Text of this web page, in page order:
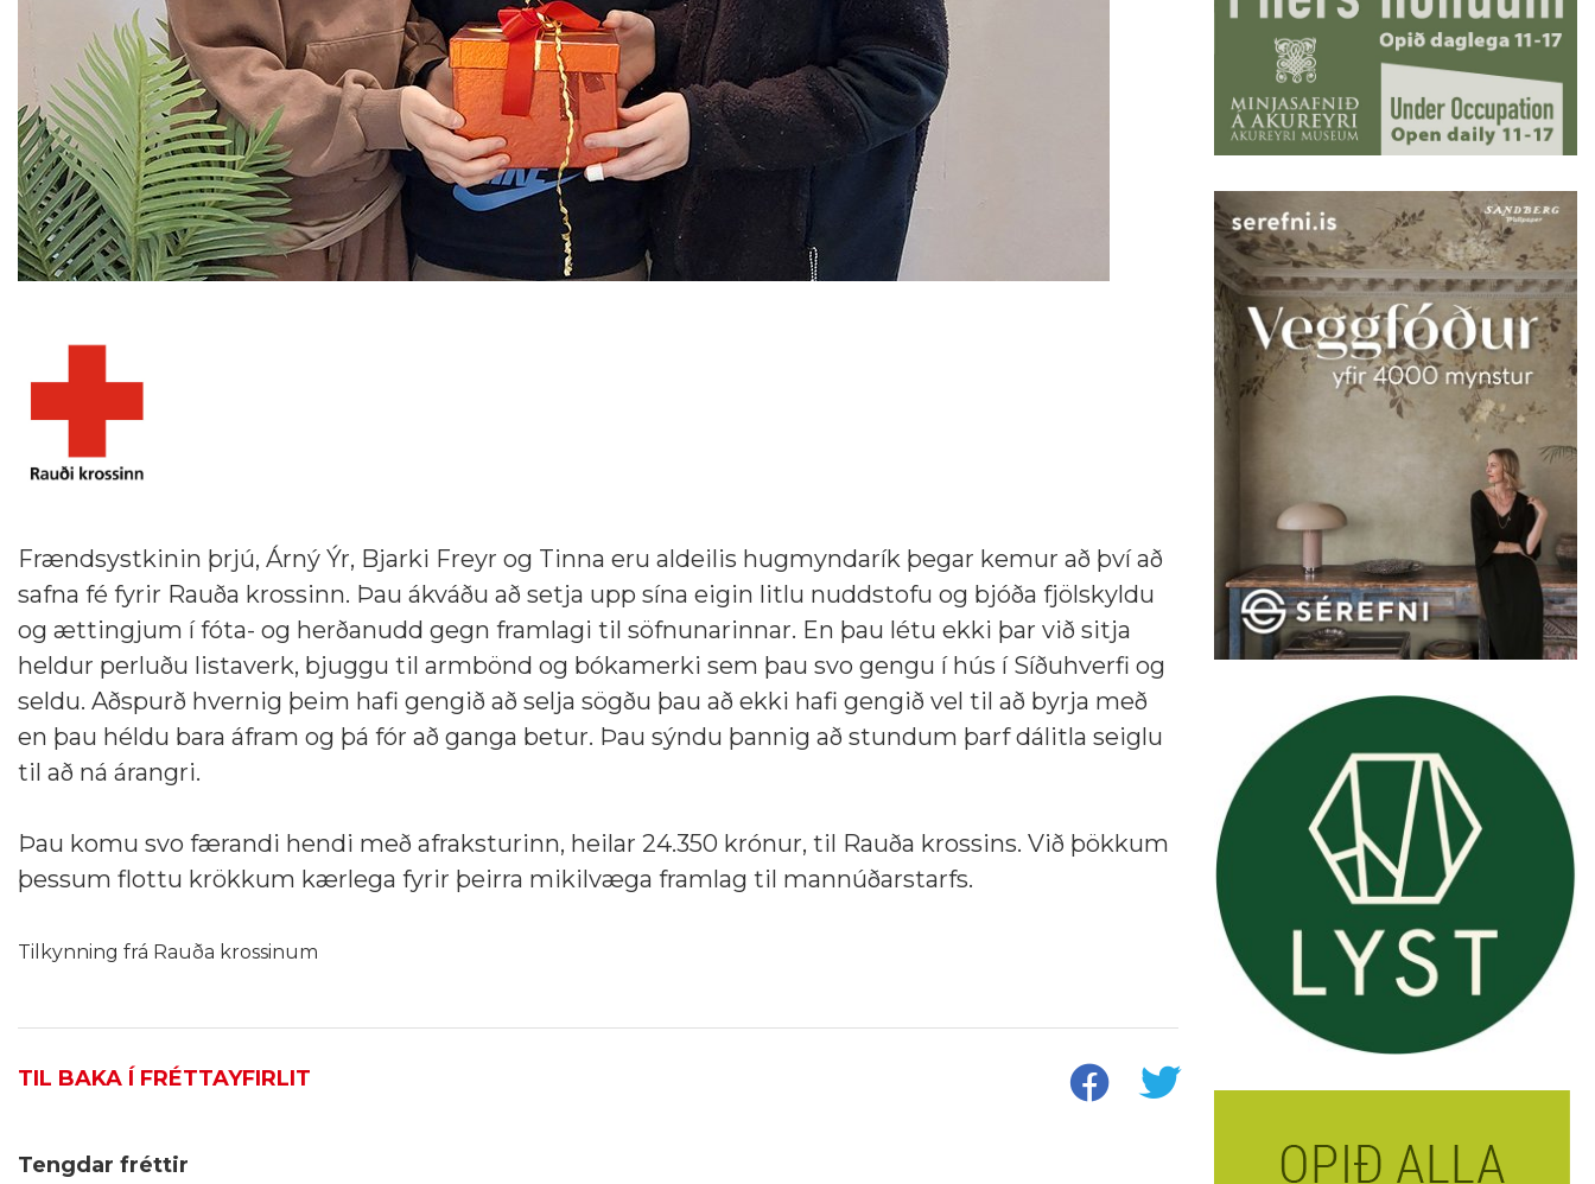
Frændsystkinin þrjú, Árný Ýr, Bjarki Freyr og Tinna eru aldeilis hugmyndarík þegar kemur að því að
safna fé fyrir Rauða krossinn. Þau ákváðu að setja upp sína eigin litlu nuddstofu og bjóða fjölskyldu
og ættingjum í fóta- og herðanudd gegn framlagi til söfnunarinnar. En þau létu ekki þar við sitja
heldur perluðu listaverk, bjuggu til armbönd og bókamerki sem þau svo gengu í hús í Síðuhverfi og
seldu. Aðspurð hvernig þeim hafi gengið að selja sögðu þau að ekki hafi gengið vel til að byrja með
en þau héldu bara áfram og þá fór að ganga betur. Þau sýndu þannig að stundum þarf dálitla seiglu
til að ná árangri.
Þau komu svo færandi hendi með afraksturinn, heilar 24.350 krónur, til Rauða krossins. Við þökkum
þessum flottu krökkum kærlega fyrir þeirra mikilvæga framlag til mannúðarstarfs.
Tilkynning frá Rauða krossinum
TIL BAKA Í FRÉTTAYFIRLIT
Tengdar fréttir